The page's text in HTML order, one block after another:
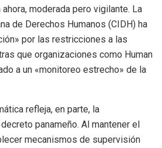
moderada pero vigilante. La
de Derechos Humanos (CIDH) ha
por las restricciones a las
que organizaciones como Human
a un «monitoreo estrecho» de la
refleja, en parte, la
panameño. Al mantener el
mecanismos de supervisión